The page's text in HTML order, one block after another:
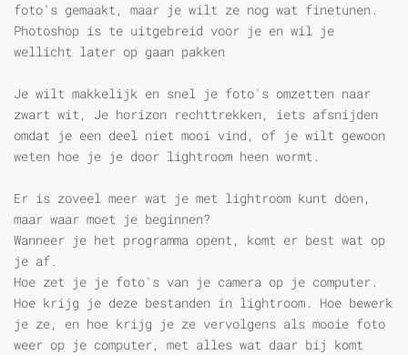
foto's gemaakt, maar je wilt ze nog wat finetunen.
Photoshop is te uitgebreid voor je en wil je
wellicht later op gaan pakken
Je wilt makkelijk en snel je foto's omzetten naar
zwart wit, Je horizon rechttrekken, iets afsnijden
omdat je een deel niet mooi vind, of je wilt gewoon
weten hoe je je door lightroom heen wormt.
Er is zoveel meer wat je met lightroom kunt doen,
maar waar moet je beginnen?
Wanneer je het programma opent, komt er best wat op
je af.
Hoe zet je je foto's van je camera op je computer.
Hoe krijg je deze bestanden in lightroom. Hoe bewerk
je ze, en hoe krijg je ze vervolgens als mooie foto
weer op je computer, met alles wat daar bij komt